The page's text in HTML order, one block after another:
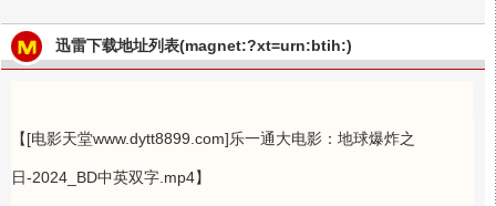
迅雷下载地址列表(magnet:?xt=urn:btih:)
【[电影天堂www.dytt8899.com]乐一通大电影：地球爆炸之
日-2024_BD中英双字.mp4】